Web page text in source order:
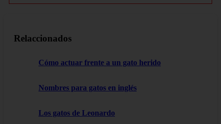
Relaccionados
Cómo actuar frente a un gato herido
Nombres para gatos en inglés
Los gatos de Leonardo